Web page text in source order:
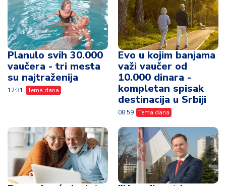
Planulo svih 30.000
vaučera - tri mesta
su najtraženija
12:31 Tema dana
Evo u kojim banjama
važi vaučer od
10.000 dinara -
kompletan spisak
destinacija u Srbiji
08:59 Tema dana